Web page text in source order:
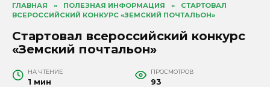
ГЛАВНАЯ » ПОЛЕЗНАЯ ИНФОРМАЦИЯ »
СТАРТОВАЛ
ВСЕРОССИЙСКИЙ КОНКУРС «ЗЕМСКИЙ ПОЧТАЛЬОН»
Стартовал всероссийский конкурс
«Земский почтальон»
НА ЧТЕНИЕ
1 мин
ПРОСМОТРОВ
93